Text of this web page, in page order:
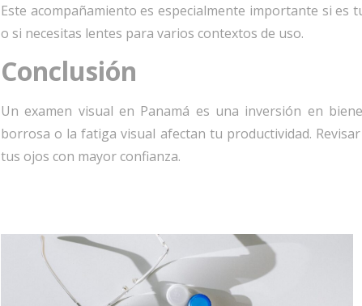
Este acompañamiento es especialmente importante si
o si necesitas lentes para varios contextos de uso.
Conclusión
Un examen visual en Panamá es una inversión en
borrosa o la fatiga visual afectan tu productividad.
tus ojos con mayor confianza.